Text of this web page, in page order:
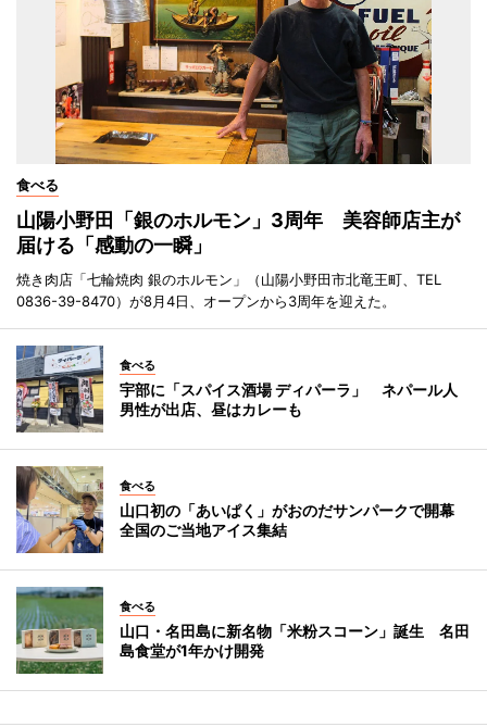
食べる
山陽小野田「銀のホルモン」3周年 美容師店主が
届ける「感動の一瞬」
焼き肉店「七輪焼肉 銀のホルモン」（山陽小野田市北竜王町、TEL
0836-39-8470）が8月4日、オープンから3周年を迎えた。
食べる
宇部に「スパイス酒場 ディパーラ」 ネパール人
男性が出店、昼はカレーも
食べる
山口初の「あいぱく」がおのだサンパークで開幕
全国のご当地アイス集結
食べる
山口・名田島に新名物「米粉スコーン」誕生 名田
島食堂が1年かけ開発